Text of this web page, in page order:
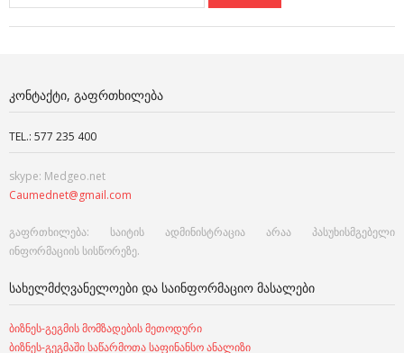
ᲙᲝᲜᲢᲐᲥᲢᲘ, ᲒᲐᲤᲠᲗᲮᲘᲚᲔᲑᲐ
TEL.: 577 235 400
skype: Medgeo.net
Caumednet@gmail.com
გაფრთხილება: საიტის ადმინისტრაცია არაა პასუხისმგებელი
ინფორმაციის სისწორეზე.
ᲡᲐᲮᲔᲚᲛᲫᲦᲕᲐᲜᲔᲚᲝᲔᲑᲘ ᲓᲐ ᲡᲐᲘᲜᲤᲝᲠᲛᲐᲪᲘᲝ ᲛᲐᲡᲐᲚᲔᲑᲘ
ბიზნეს-გეგმის მომზადების მეთოდური
ბიზნეს-გეგმაში საწარმოთა საფინანსო ანალიზი